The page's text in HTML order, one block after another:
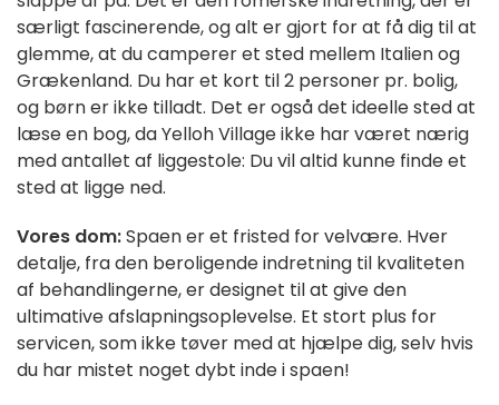
særligt fascinerende, og alt er gjort for at få dig til at
glemme, at du camperer et sted mellem Italien og
Grækenland. Du har et kort til 2 personer pr. bolig,
og børn er ikke tilladt. Det er også det ideelle sted at
læse en bog, da Yelloh Village ikke har været nærig
med antallet af liggestole: Du vil altid kunne finde et
sted at ligge ned.
Vores dom:Spaen er et fristed for velvære. Hver
detalje, fra den beroligende indretning til kvaliteten
af behandlingerne, er designet til at give den
ultimative afslapningsoplevelse. Et stort plus for
servicen, som ikke tøver med at hjælpe dig, selv hvis
du har mistet noget dybt inde i spaen!